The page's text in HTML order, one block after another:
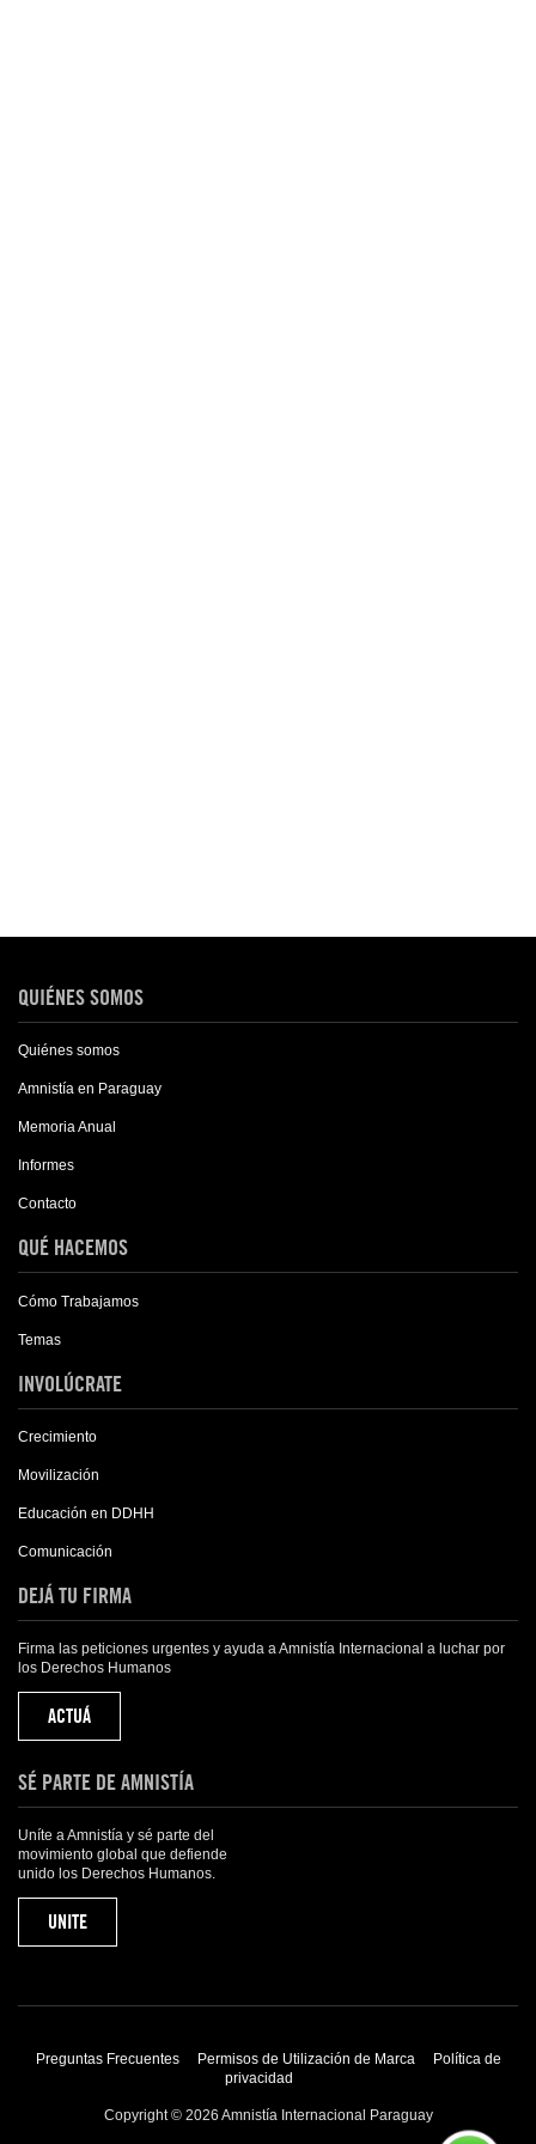
QUIÉNES SOMOS
Quiénes somos
Amnistía en Paraguay
Memoria Anual
Informes
Contacto
QUÉ HACEMOS
Cómo Trabajamos
Temas
INVOLÚCRATE
Crecimiento
Movilización
Educación en DDHH
Comunicación
DEJÁ TU FIRMA
Firma las peticiones urgentes y ayuda a Amnistía Internacional a luchar por
los Derechos Humanos
ACTUÁ
SÉ PARTE DE AMNISTÍA
Uníte a Amnistía y sé parte del
movimiento global que defiende
unido los Derechos Humanos.
UNITE
Preguntas Frecuentes Permisos de Utilización de Marca
Política de
privacidad
Copyright © 2026 Amnistía Internacional Paraguay